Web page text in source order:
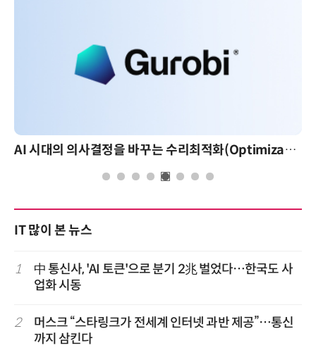
AI 시대의 의사결정을 바꾸는 수리최적화(Optimization): 실제 산업 적용 사례와 활용 전략 AI 핀옵스 실전 세미나: 폭
IT 많이 본 뉴스
1
中 통신사, 'AI 토큰'으로 분기 2兆 벌었다…한국도 사
업화 시동
2
머스크 “스타링크가 전세계 인터넷 과반 제공”…통신
까지 삼킨다